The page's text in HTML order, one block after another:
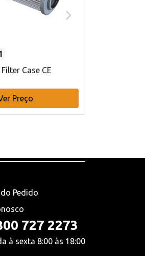
Case CE
Preço
Pedido
727 2273
à sexta 8:00 às 18:00